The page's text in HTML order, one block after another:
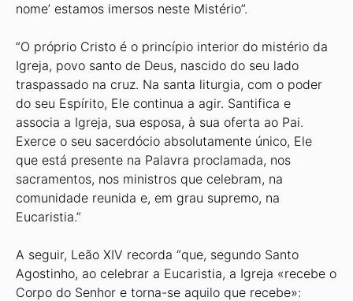
nome’ estamos imersos neste Mistério”.
“O próprio Cristo é o princípio interior do mistério da
Igreja, povo santo de Deus, nascido do seu lado
traspassado na cruz. Na santa liturgia, com o poder
do seu Espírito, Ele continua a agir. Santifica e
associa a Igreja, sua esposa, à sua oferta ao Pai.
Exerce o seu sacerdócio absolutamente único, Ele
que está presente na Palavra proclamada, nos
sacramentos, nos ministros que celebram, na
comunidade reunida e, em grau supremo, na
Eucaristia.”
A seguir, Leão XIV recorda “que, segundo Santo
Agostinho, ao celebrar a Eucaristia, a Igreja «recebe o
Corpo do Senhor e torna-se aquilo que recebe»: